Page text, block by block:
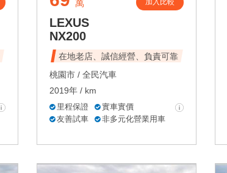
萬
LEXUS
NX200
在地老店、誠信經營、負責可靠
桃園市 / 全民汽車
2019年 / km
里程保證
實車實價
友善試車
非多元化營業用車